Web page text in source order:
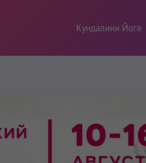
Кундалини Йога